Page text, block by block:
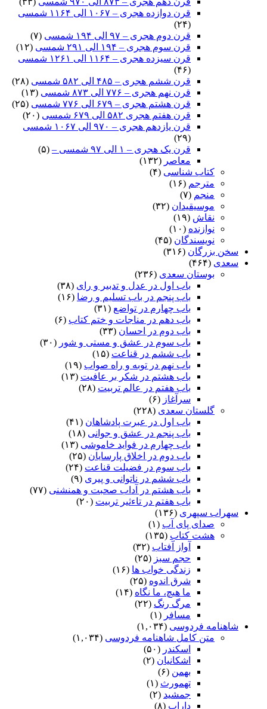
قرن دوازده هجری – ۱۰۶۷ الی ۱۱۶۴ شمسی
(۲۴)
قرن دوم هجری – ۹۷ الی ۱۹۴ شمسی
(۷)
قرن سوم هجری – ۱۹۴ الی ۲۹۱ شمسی
(۱۲)
قرن سیزده هجری – ۱۱۶۴ الی ۱۲۶۱ شمسی
(۴۶)
قرن ششم هجری – ۴۸۵ الی ۵۸۲ شمسی
(۲۸)
قرن نهم هجری – ۷۷۶ الی ۸۷۳ شمسی
(۱۳)
قرن هشتم هجری – ۶۷۹ الی ۷۷۶ شمسی
(۲۵)
قرن هفتم هجری ۵۸۲ الی ۶۷۹ شمسی
(۲۰)
قرن یازدهم هجری – ۹۷۰ الی ۱۰۶۷ شمسی
(۲۹)
قرن یک هجری – ۱ الی ۹۷ شمسی –
(۵)
معاصر (۱۳۲)
کتاب شناسی (۴)
مترجم (۱۶)
منجم (۷)
موسیقیدان (۳۲)
نقاش (۱۹)
نوازنده (۱۰)
نویسندگان (۴۵)
سخن بزرگان (۳۱۶)
سعدی (۴۶۴)
بوستان سعدی (۲۳۶)
باب اول در عدل و تدبیر و رای (۳۸)
باب پنجم در باب تسلیم و رضا (۱۶)
باب چهارم در تواضع (۳۱)
باب دهم در مناجات و ختم کتاب (۶)
باب دوم در احسان (۳۳)
باب سوم در عشق و مستی و شور (۳۰)
باب ششم در قناعت (۱۵)
باب نهم در توبه و راه صواب (۱۹)
باب هشتم در شکر بر عافیت (۱۳)
باب هفتم در عالم تربیت (۲۸)
سرآغاز (۶)
گلستان سعدی (۲۲۸)
باب اول در عبرت پادشاهان (۴۱)
باب پنجم در عشق و جوانى (۱۸)
باب چهارم در فواید خاموشى (۱۳)
باب دوم در اخلاق پارسایان (۲۵)
باب سوم در فضیلت قناعت (۲۴)
باب ششم در ناتوانى و پیرى (۹)
باب هشتم در آداب صحبت و همنشنى (۷۷)
باب هفتم در تاءثیر تربیت (۲۰)
سهراب سپهری (۱۳۶)
صدای پای آب (۱)
هشت کتاب (۱۳۵)
آواز آفتاب (۳۲)
حجم سبز (۲۵)
زندگی خواب ها (۱۶)
شرق اندوه (۲۵)
ما هیچ، ما نگاه (۱۴)
مرگ رنگ (۲۲)
مسافر (۱)
شاهنامه فردوسی (۱,۰۳۴)
متن کامل شاهنامه فردوسی (۱,۰۳۴)
اسکندر (۵۰)
اشکانیان (۲)
بهمن (۶)
تهمورث (۱)
جمشید (۲)
داراب (۸)